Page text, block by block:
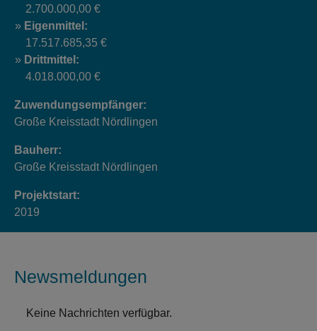
2.700.000,00 €
Eigenmittel:
17.517.685,35 €
Drittmittel:
4.018.000,00 €
Zuwendungsempfänger:
Große Kreisstadt Nördlingen
Bauherr:
Große Kreisstadt Nördlingen
Projektstart:
2019
Newsmeldungen
Keine Nachrichten verfügbar.